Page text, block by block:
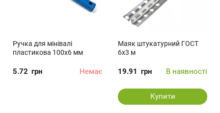
Ручка для мінівалі
пластикова 100x6 мм
5.72 грн Немає
Маяк штукатурний ГОСТ
6х3 м
19.91 грн В наявності
Купити